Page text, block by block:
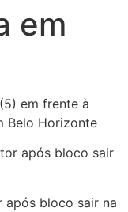
em
em frente à
Belo Horizonte
após bloco sair na